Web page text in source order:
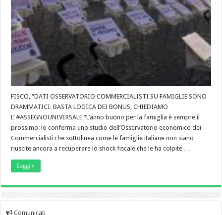
FISCO, “DATI OSSERVATORIO COMMERCIALISTI SU FAMIGLIE SONO
DRAMMATICI. BASTA LOGICA DEI BONUS, CHIEDIAMO
L’ #ASSEGNOUNIVERSALE “L’anno buono per la famiglia è sempre il
prossimo: lo conferma uno studio dell’Osservatorio economico dei
Commercialisti che sottolinea come le famiglie italiane non siano
riuscite ancora a recuperare lo shock fiscale che le ha colpite …
Leggi »
Comunicati